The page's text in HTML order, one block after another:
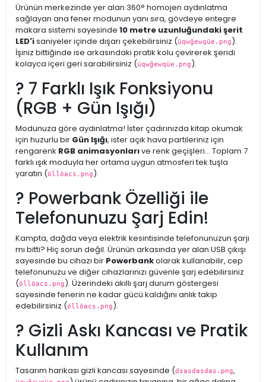
Ürünün merkezinde yer alan 360° homojen aydınlatma
sağlayan ana fener modunun yanı sıra, gövdeye entegre
makara sistemi sayesinde 10 metre uzunluğundaki şerit
LED'isaniyeler içinde dışarı çekebilirsiniz (üqwğewqüe.png).
İşiniz bittiğinde ise arkasındaki pratik kolu çevirerek şeridi
kolayca içeri geri sarabilirsiniz (üqwğewqüe.png).
? 7 Farklı Işık Fonksiyonu
(RGB + Gün Işığı)
Modunuza göre aydınlatma! İster çadırınızda kitap okumak
için huzurlu bir Gün Işığı, ister açık hava partileriniz için
rengarenk RGB animasyonlarıve renk geçişleri... Toplam 7
farklı ışık moduyla her ortama uygun atmosferi tek tuşla
yaratın (öllöacs.png).
? Powerbank Özelliği ile
Telefonunuzu Şarj Edin!
Kampta, dağda veya elektrik kesintisinde telefonunuzun şarjı
mı bitti? Hiç sorun değil. Ürünün arkasında yer alan USB çıkışı
sayesinde bu cihazı bir Powerbankolarak kullanabilir, cep
telefonunuzu ve diğer cihazlarınızı güvenle şarj edebilirsiniz
(öllöacs.png). Üzerindeki akıllı şarj durum göstergesi
sayesinde fenerin ne kadar gücü kaldığını anlık takip
edebilirsiniz (öllöacs.png).
? Gizli Askı Kancası ve Pratik
Kullanım
Tasarım harikası gizli kancası sayesinde (dsasdasdas.png,